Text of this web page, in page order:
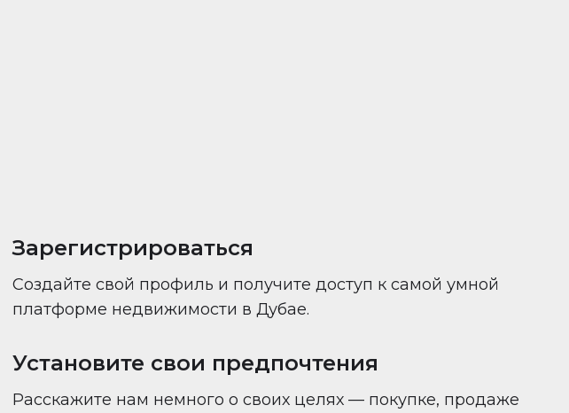
Зарегистрироваться
Создайте свой профиль и получите доступ к самой умной
платформе недвижимости в Дубае.
Установите свои предпочтения
Расскажите нам немного о своих целях — покупке, продаже